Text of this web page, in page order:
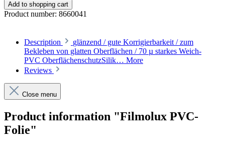
Add to shopping cart
Product number: 8660041
Description
glänzend / gute Korrigierbarkeit / zum
Bekleben von glatten Oberflächen / 70 µ starkes Weich-
PVC OberflächenschutzSilik… More
Reviews
Close menu
Product information "Filmolux PVC-
Folie"